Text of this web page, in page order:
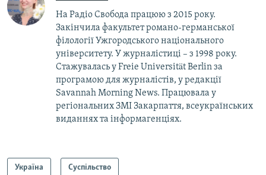
На Радіо Свобода працюю з 2015 року.
Закінчила факультет романо-германської
філології Ужгородського національного
університету. У журналістиці – з 1998 року.
Стажувалась у Freie Universität Berlin за
програмою для журналістів, у редакції
Savannah Morning News. Працювала у
регіональних ЗМІ Закарпаття, всеукраїнських
виданнях та інформагенціях.
Україна Суспільство